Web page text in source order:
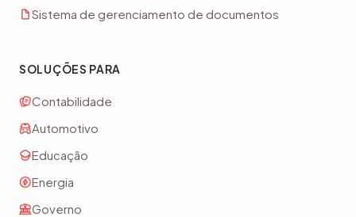
Sistema de gerenciamento de documentos
SOLUÇÕES PARA
Contabilidade
Automotivo
Educação
Energia
Governo